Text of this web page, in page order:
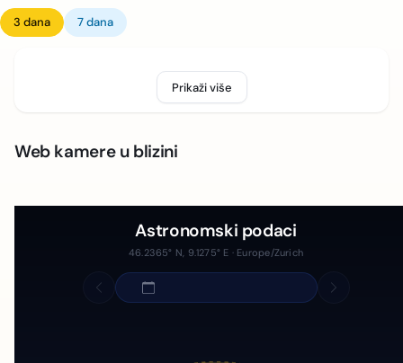
3 dana 7 dana
Prikaži više
Web kamere u blizini
Astronomski podaci
46.2365° N, 9.1275° E · Europe/Zurich